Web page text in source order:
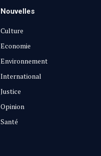
Nouvelles
Culture
Economie
Environnement
International
Justice
Opinion
Santé